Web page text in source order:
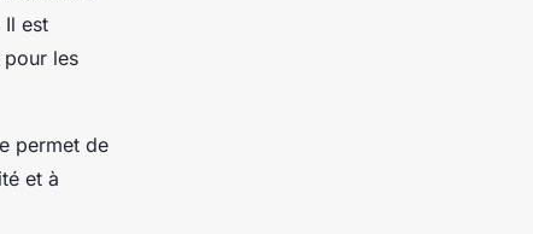
est
pour les
permet de
et à